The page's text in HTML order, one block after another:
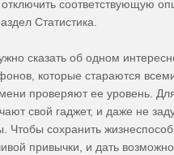
соответствующую
Статистика.
сказать об одном
которые стараются
проверяют ее уровень.
свой гаджет, и даже не
Чтобы сохранить
привычки, и дать